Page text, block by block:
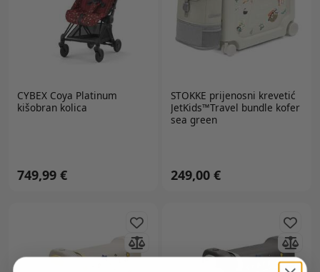
CYBEX Coya Platinum
kišobran kolica
749,99 €
STOKKE prijenosni krevetić
JetKids™Travel bundle kofer
sea green
249,00 €